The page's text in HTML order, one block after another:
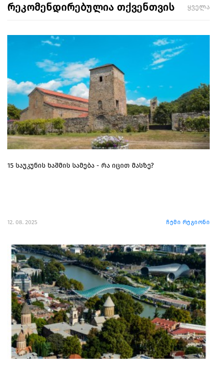
რეკომენდირებულია თქვენთვის ყველა
15 საუკუნის ხაშმის სამება - რა იცით მასზე?
12. 08. 2025 ჩემი რეგიონი